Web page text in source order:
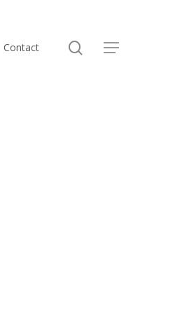
Contact search
Menu